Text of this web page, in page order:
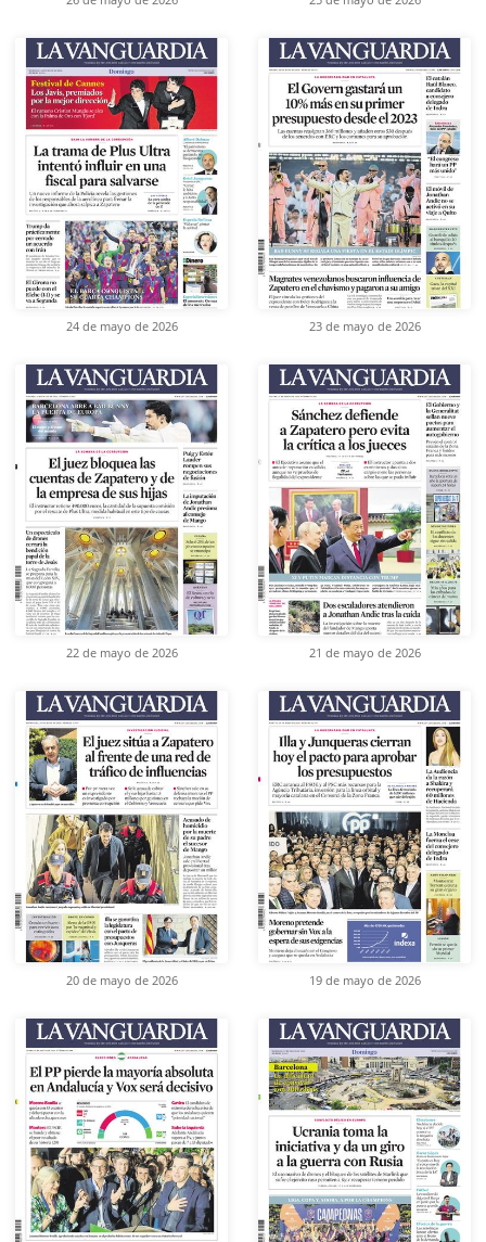
24 de mayo de 2026 23 de mayo de 2026
22 de mayo de 2026 21 de mayo de 2026
20 de mayo de 2026 19 de mayo de 2026